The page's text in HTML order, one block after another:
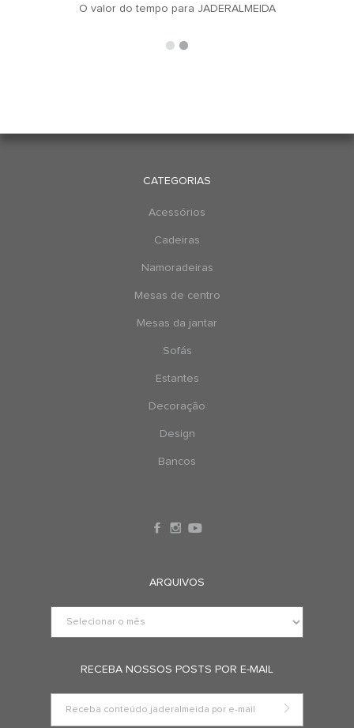
O valor do tempo para JADERALMEIDA
CATEGORIAS
Acessórios
Cadeiras
Namoradeiras
Mesas de centro
Mesas da jantar
Sofás
Estantes
Decoração
Design
Bancos
ARQUIVOS
RECEBA NOSSOS POSTS POR E-MAIL